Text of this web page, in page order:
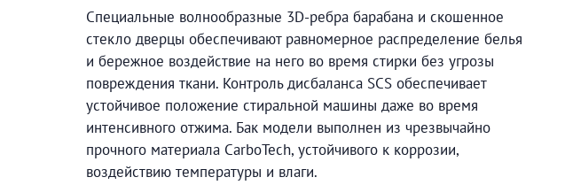
Специальные волнообразные 3D-ребра барабана и скошенное
стекло дверцы обеспечивают равномерное распределение белья
и бережное воздействие на него во время стирки без угрозы
повреждения ткани. Контроль дисбаланса SCS обеспечивает
устойчивое положение стиральной машины даже во время
интенсивного отжима. Бак модели выполнен из чрезвычайно
прочного материала CarboTech, устойчивого к коррозии,
воздействию температуры и влаги.